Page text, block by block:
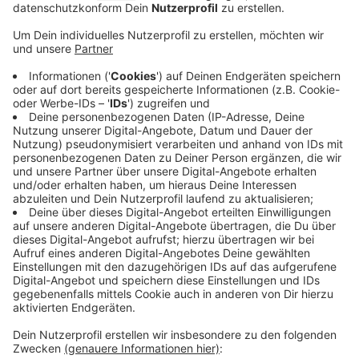
Veröffentlicht:Mittwoch, 15.03.2023 17:05
Wer im Sommer eine Abkühlung braucht, könne sich
dort informieren. Vor allem für ältere Menschen und
Kinder könnten die hohen Temperaturen ein
gesundheitliches Risiko bedeuten, so die
Stadt. Bereits innerhalb der Verwaltung hätte man
Ideen für passende Orte gesammelt, darunter zum
Beispiel die VHS in der Stadtmitte, das Stadtarchiv
oder den Kahnweiher in Refrath. Bürger und
Bürgerinnen, die noch weitere Ideen für kühle Orte
haben, können diese jetzt der Stadt vorschlagen.
Dazu einfachhierklicken.
Anzeige